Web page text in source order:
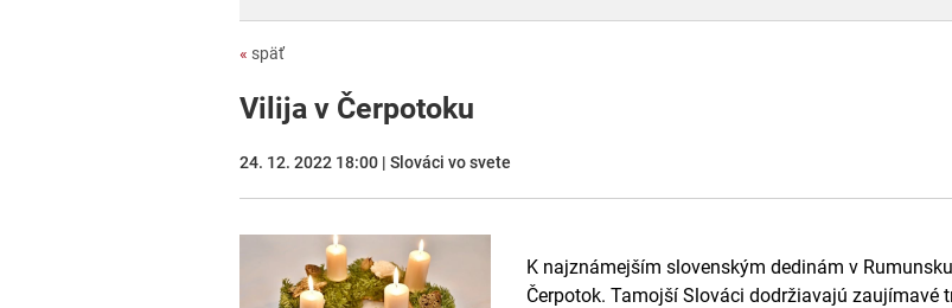
« späť
Vilija v Čerpotoku
24. 12. 2022 18:00 | Slováci vo svete
K najznámejším slovenským dedinám v
Čerpotok. Tamojší Slováci dodržiavajú zaujímavé